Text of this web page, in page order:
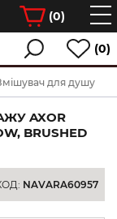
(0)
(0)
для душу
AXOR
BRUSHED
NAVARA60957